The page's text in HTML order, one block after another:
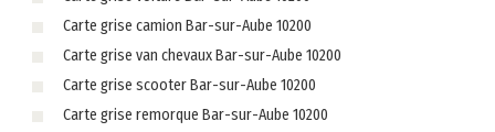
Carte grise camion Bar-sur-Aube 10200
Carte grise van chevaux Bar-sur-Aube 10200
Carte grise scooter Bar-sur-Aube 10200
Carte grise remorque Bar-sur-Aube 10200